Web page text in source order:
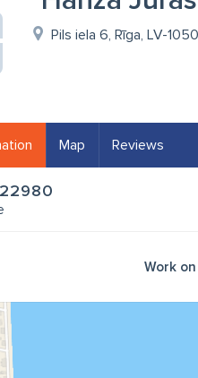
Pils iela 6, Rīga, LV-1050
Map Reviews
Work